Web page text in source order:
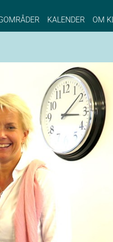
Sustainable
KALENDER OM